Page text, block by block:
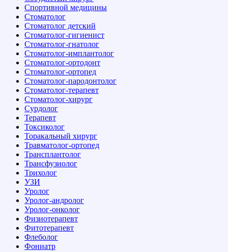
Спортивной медицины
Стоматолог
Стоматолог детский
Стоматолог-гигиенист
Стоматолог-гнатолог
Стоматолог-имплантолог
Стоматолог-ортодонт
Стоматолог-ортопед
Стоматолог-пародонтолог
Стоматолог-терапевт
Стоматолог-хирург
Сурдолог
Терапевт
Токсиколог
Торакальный хирург
Травматолог-ортопед
Трансплантолог
Трансфузиолог
Трихолог
УЗИ
Уролог
Уролог-андролог
Уролог-онколог
Физиотерапевт
Фитотерапевт
Флеболог
Фониатр